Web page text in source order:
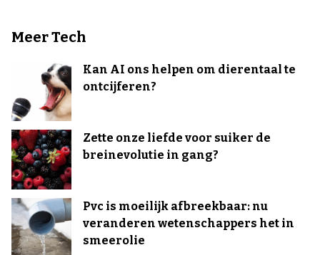
Meer Tech
Kan AI ons helpen om dierentaal te
ontcijferen?
Zette onze liefde voor suiker de
breinevolutie in gang?
Pvc is moeilijk afbreekbaar: nu
veranderen wetenschappers het in
smeerolie